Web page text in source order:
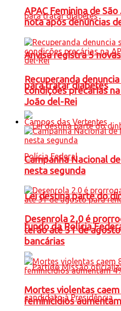
Anvisa registra 5
para tratar diabetes
Lei destina parte do
fundo da Polícia
APAC Feminina de
nota após denúncias
Recuperanda
condições precárias
João del-Rei
Campos das Vertentes
Campanha Nacional
nesta segunda
Desenrola 2.0 é
terão até 31 de
bancárias
Mortes violentas
feminicídios